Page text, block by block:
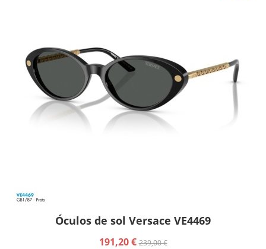
Óculos de sol Versace VE4469
191,20 €239,00 €